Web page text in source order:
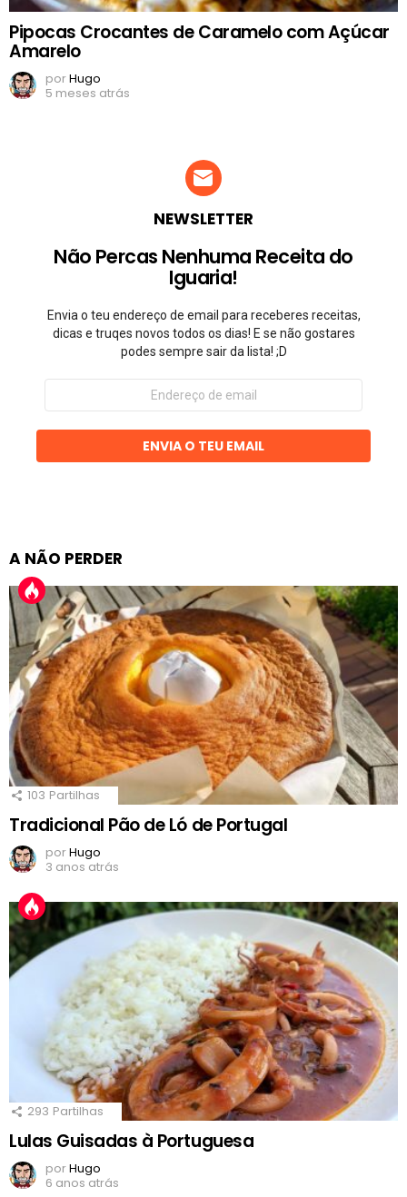
Pipocas Crocantes de Caramelo com Açúcar
Amarelo
porHugo
5 meses atrás
NEWSLETTER
Não Percas Nenhuma Receita do
Iguaria!
Envia o teu endereço de email para receberes receitas,
dicas e truqes novos todos os dias! E se não gostares
podes sempre sair da lista! ;D
Endereço
email
ENVIA O TEU EMAIL
A NÃO PERDER
103 Partilhas
Tradicional Pão de Ló de Portugal
porHugo
3 anos atrás
293 Partilhas
Lulas Guisadas à Portuguesa
porHugo
6 anos atrás